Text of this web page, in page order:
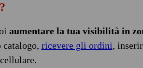
aumentare la tua visibilità in
ricevere gli ordini,